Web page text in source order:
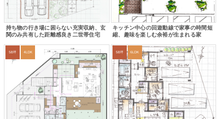
持ち物の行き場に困らない充実収納、玄
関のみ共有した距離感良き二世帯住宅
キッチン中心の回遊動線で家事の時間短
縮、趣味を楽しむ余裕が生まれる家
58坪 4LDK 58坪 6LDK